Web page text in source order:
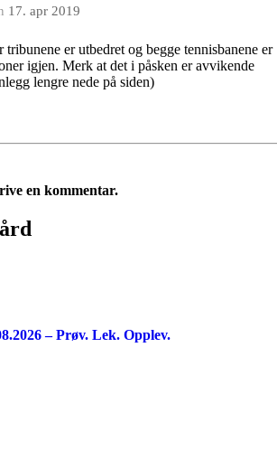
17. apr 2019
tribunene er utbedret og begge tennisbanene er
igjen. Merk at det i påsken er avvikende
lengre nede på siden)
en kommentar.
– Prøv. Lek. Opplev.